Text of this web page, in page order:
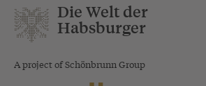
Die Welt der
Habsburger
A project of Schönbrunn Group